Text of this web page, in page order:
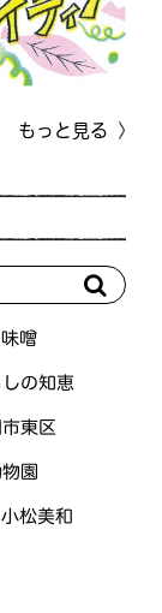
もっと見る
味噌
しの知恵
東区
園
小松美和